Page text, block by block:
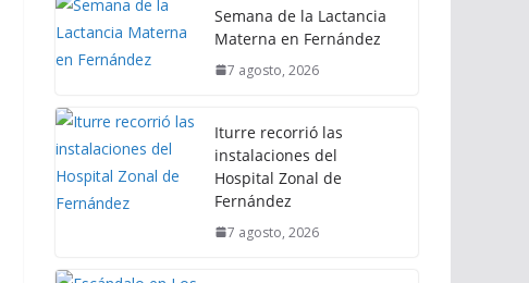
Semana de la Lactancia
Materna en Fernández
7 agosto, 2026
Iturre recorrió las
instalaciones del
Hospital Zonal de
Fernández
7 agosto, 2026